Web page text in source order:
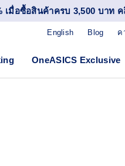
เมื่อซื้อสินค้าครบ 3,500 บาท
Blog ค
English
OneASICS Exclusive